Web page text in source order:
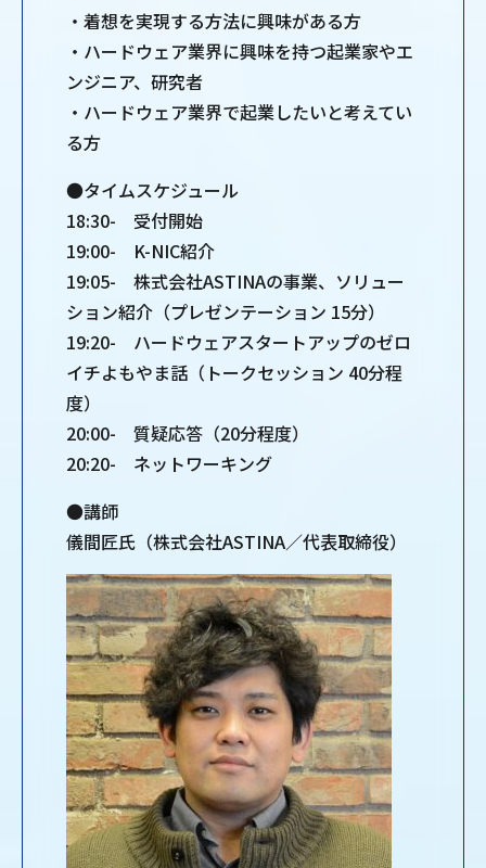
・着想を実現する方法に興味がある方
・ハードウェア業界に興味を持つ起業家やエ
ンジニア、研究者
・ハードウェア業界で起業したいと考えてい
る方
●タイムスケジュール
18:30- 受付開始
19:00- K-NIC紹介
19:05- 株式会社ASTINAの事業、ソリュー
ション紹介（プレゼンテーション 15分）
19:20- ハードウェアスタートアップのゼロ
イチよもやま話（トークセッション 40分程
度）
20:00- 質疑応答（20分程度）
20:20- ネットワーキング
●講師
儀間匠氏（株式会社ASTINA／代表取締役）